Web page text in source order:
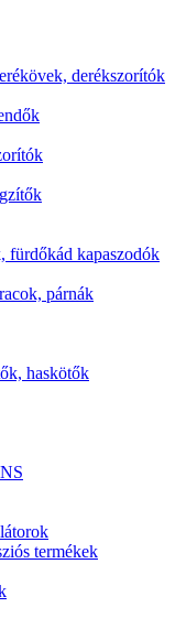
derékszorítók
fürdőkád kapaszodók
párnák
haskötők
termékek